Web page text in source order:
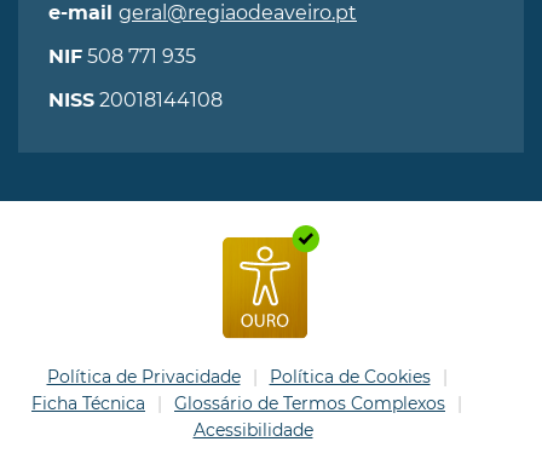
e-mail geral@regiaodeaveiro.pt
NIF 508 771 935
NISS 20018144108
Política de Privacidade
Política de Cookies
Ficha Técnica
Glossário de Termos Complexos
Acessibilidade